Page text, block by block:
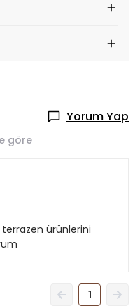
Yorum Yap
göre
terrazen ürünlerini
1